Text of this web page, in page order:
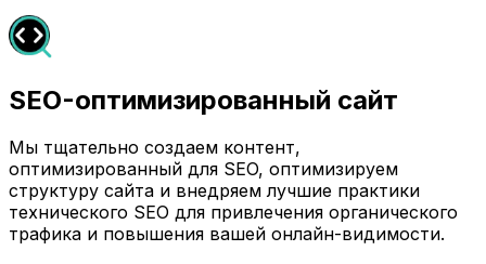
SEO-оптимизированный сайт
Мы тщательно создаем контент,
оптимизированный для SEO, оптимизируем
структуру сайта и внедряем лучшие практики
технического SEO для привлечения органического
трафика и повышения вашей онлайн-видимости.